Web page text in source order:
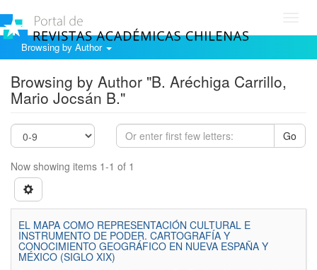
Browsing by Author
Browsing by Author "B. Aréchiga Carrillo,
Mario Jocsán B."
Go
Now showing items 1-1 of 1
EL MAPA COMO REPRESENTACIÓN CULTURAL E
INSTRUMENTO DE PODER. CARTOGRAFÍA Y
CONOCIMIENTO GEOGRÁFICO EN NUEVA ESPAÑA Y
MÉXICO (SIGLO XIX)